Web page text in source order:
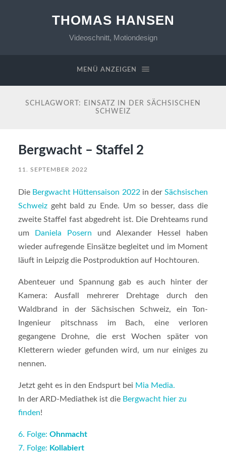
THOMAS HANSEN
Videoschnitt, Motiondesign
MENÜ ANZEIGEN
SCHLAGWORT:
EINSATZ IN DER SÄCHSISCHEN
SCHWEIZ
Bergwacht – Staffel 2
11. SEPTEMBER 2022
Die Bergwacht Hüttensaison 2022in derSächsischen
Schweizgeht bald zu Ende. Um so besser, dass die
zweite Staffel fast abgedreht ist. Die Drehteams rund
um
Daniela Posern und Alexander Hessel haben
wieder aufregende Einsätze begleitet und im Moment
läuft in Leipzig die Postproduktion auf Hochtouren.
Abenteuer und Spannung gab es auch hinter der
Kamera: Ausfall mehrerer Drehtage durch den
Waldbrand in der Sächsischen Schweiz, ein Ton-
Ingenieur pitschnass im Bach, eine verloren
gegangene Drohne, die erst Wochen später von
Kletterern wieder gefunden wird, um nur einiges zu
nennen.
Jetzt geht es in den Endspurt bei Mia Media.
In der ARD-Mediathek ist die Bergwacht hier zu
finden!
6. Folge: Ohnmacht
7. Folge: Kollabiert